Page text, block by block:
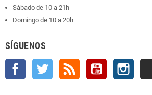
Sábado de 10 a 21h
Domingo de 10 a 20h
SÍGUENOS
Facebook Twitter Rss YouTube